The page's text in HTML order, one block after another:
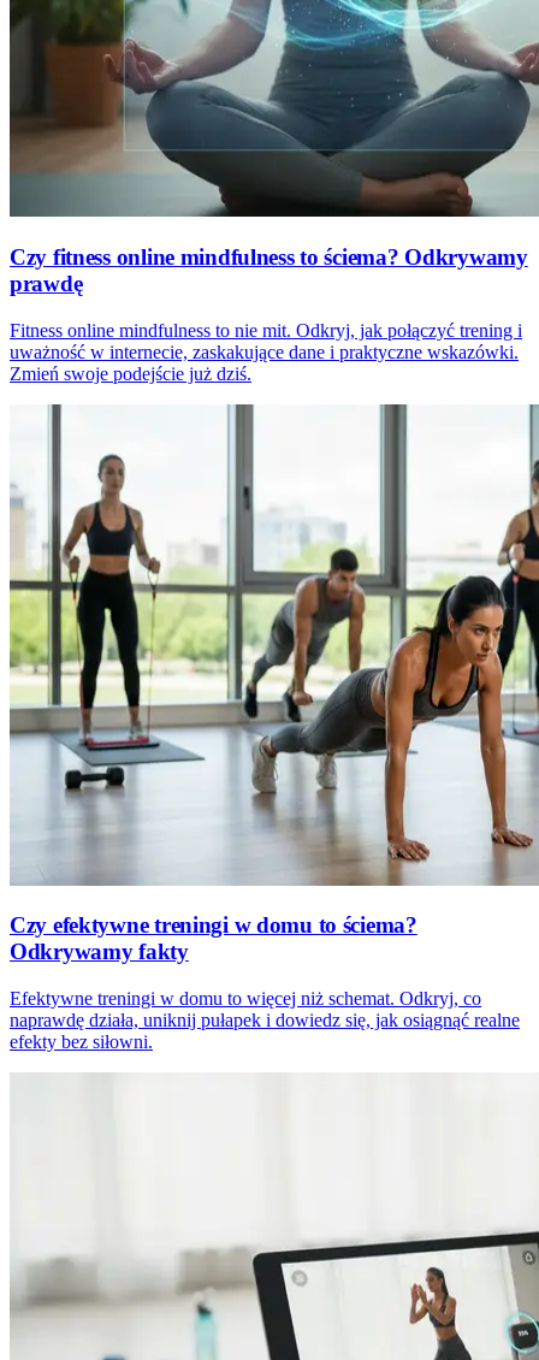
Czy fitness online mindfulness to ściema? Odkrywamy
prawdę
Fitness online mindfulness to nie mit. Odkryj, jak połączyć trening i
uważność w internecie, zaskakujące dane i praktyczne wskazówki.
Zmień swoje podejście już dziś.
Czy efektywne treningi w domu to ściema?
Odkrywamy fakty
Efektywne treningi w domu to więcej niż schemat. Odkryj, co
naprawdę działa, uniknij pułapek i dowiedz się, jak osiągnąć realne
efekty bez siłowni.